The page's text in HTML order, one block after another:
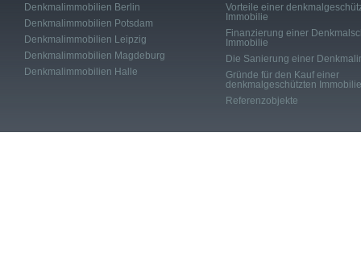
Denkmalimmobilien Berlin
Denkmalimmobilien Potsdam
Denkmalimmobilien Leipzig
Denkmalimmobilien Magdeburg
Denkmalimmobilien Halle
Vorteile einer
Immobilie
Finanzierung einer
Immobilie
Die Sanierung einer
Gründe für den Kauf einer
denkmalgeschützten Immobilie
Referenzobjekte